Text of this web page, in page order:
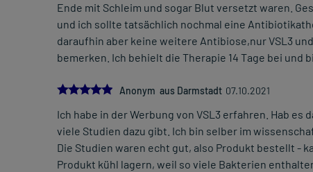
Ende mit Schleim und sogar Blut versetzt waren.
und ich sollte tatsächlich nochmal eine
daraufhin aber keine weitere Antibiose,nur VSL3
bemerken. Ich behielt die Therapie 14 Tage bei und
5.0
Anonym aus Darmstadt 07.10.2021
Ich habe in der Werbung von VSL3 erfahren. Hab
viele Studien dazu gibt. Ich bin selber im
Die Studien waren echt gut, also Produkt bestellt -
Produkt kühl lagern, weil so viele Bakterien